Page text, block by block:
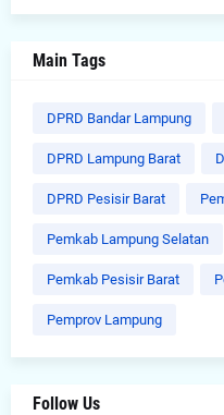
Main Tags
DPRD Bandar Lampung
DPRD Lampung Barat
DPRD Pesisir Barat
Pemkab Lampung Selatan
Pemkab Pesisir Barat
Pemprov Lampung
Follow Us